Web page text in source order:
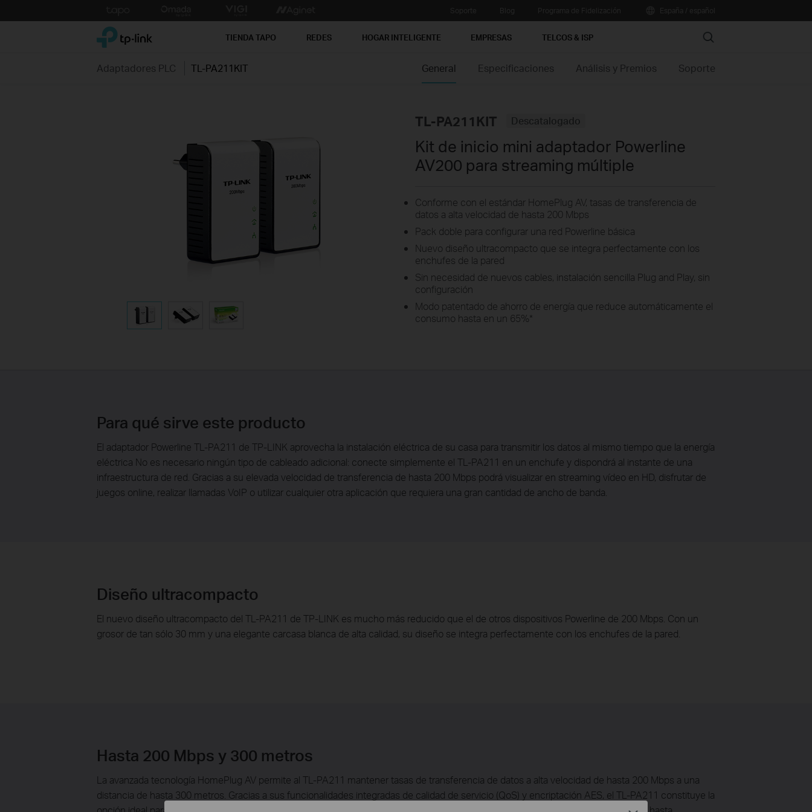
to
TP-Link, Reliably Smart TIENDA TAPO REDES HOGAR INTELIGENTE EMPRESAS TELCOS & ISP Search
Adaptadores PLC TL-PA211KIT General Especificaciones Análisis y Premios Soporte
TL-PA211KIT Descatalogado
Kit de inicio mini adaptador Powerline
AV200 para streaming múltiple
Conforme con el estándar HomePlug AV, tasas de transferencia de
datos a alta velocidad de hasta 200 Mbps
Pack doble para configurar una red Powerline básica
Nuevo diseño ultracompacto que se integra perfectamente con los
enchufes de la pared
Sin necesidad de nuevos cables, instalación sencilla Plug and Play, sin
configuración
Modo patentado de ahorro de energía que reduce automáticamente el
consumo hasta en un 65%*
Para qué sirve este producto
El adaptador Powerline TL-PA211 de TP-LINK aprovecha la instalación eléctrica de su casa para transmitir los datos al mismo tiempo que la energía
eléctrica No es necesario ningún tipo de cableado adicional: conecte simplemente el TL-PA211 en un enchufe y dispondrá al instante de una
infraestructura de red. Gracias a su elevada velocidad de transferencia de hasta 200 Mbps podrá visualizar en streaming vídeo en HD, disfrutar de
juegos online, realizar llamadas VoIP o utilizar cualquier otra aplicación que requiera una gran cantidad de ancho de banda.
Diseño ultracompacto
El nuevo diseño ultracompacto del TL-PA211 de TP-LINK es mucho más reducido que el de otros dispositivos Powerline de 200 Mbps. Con un
grosor de tan sólo 30 mm y una elegante carcasa blanca de alta calidad, su diseño se integra perfectamente con los enchufes de la pared.
Hasta 200 Mbps y 300 metros
La avanzada tecnología HomePlug AV permite al TL-PA211 mantener tasas de transferencia de datos a alta velocidad de hasta 200 Mbps a una
distancia de hasta 300 metros. Gracias a sus funcionalidades integradas de calidad de servicio (QoS) y encriptación AES, el TL-PA211 constituye la